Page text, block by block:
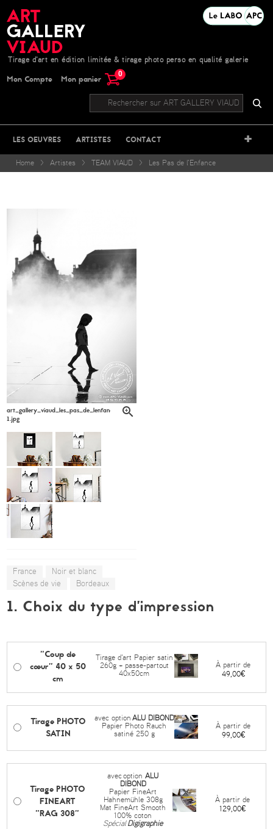
Tirage d'art en édition limitée & tirage photo perso en qualité galerie
Mon Compte Mon panier 0
LES OEUVRES ARTISTES CONTACT +
Home > Artistes > TEAM VIAUD > Les Pas de l'Enfance
art_gallery_viaud_les_pas_de_lenfance_apc_viaud_6-
1.jpg
France
Noir et blanc
Scènes de vie
Bordeaux
1. Choix du type d’impression
"Coup de
cœur" 40 x 50
cm
Tirage d'art Papier satin
260g + passe-partout
40x50cm
À partir de
49,00€
Tirage PHOTO
SATIN
avec option ALU DIBOND
Papier Photo Rauch
satiné 250 g
À partir de
99,00€
Tirage PHOTO
FINEART
"RAG 308"
avecoptionALU
DIBOND
Papier FineArt
Hahnemühle 308g
Mat FineArt Smooth
100% coton
SpécialDigigraphie
À partir de
129,00€